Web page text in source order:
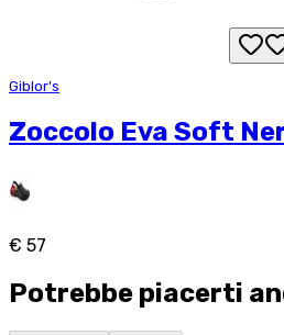
Giblor's
Zoccolo Eva Soft
€ 57
Potrebbe piacerti